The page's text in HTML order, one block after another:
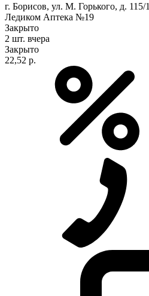
г. Борисов, ул. М. Горького, д. 115/1
Ледиком Аптека №19
Закрыто
2 шт. вчера
Закрыто
22,52 р.